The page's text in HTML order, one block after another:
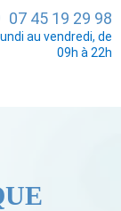
07 45 19 29 98
au vendredi, de
09h à 22h